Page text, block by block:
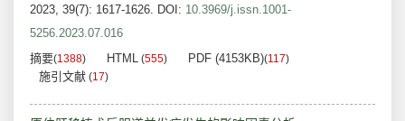
2023, 39(7): 1617-1626. DOI: 10.3969/j.issn.1001-
5256.2023.07.016
摘要(1388) HTML (555) PDF (4153KB)(117)
施引文献 (17)